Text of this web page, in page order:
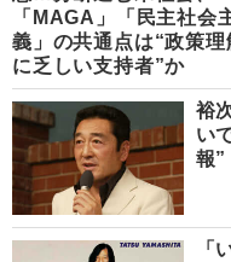
「MAGA」「民主社会
義」の共通点は“政策理
に乏しい支持者”か
裕
い
報”
「